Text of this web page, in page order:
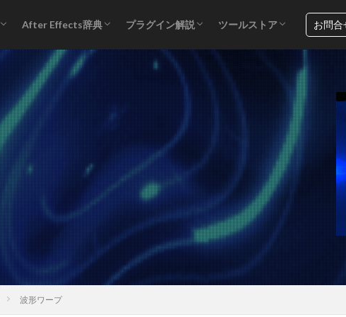
After Effects辞典
遠近
ノイズ＆グレイン
時間
3Dチャンネル
エクスプレッション制御
オーディオ
カラー補正
キーイング
シミュレーション
スタイライズ
チャンネル
テキスト
ディストーション
トランジション
ブラー＆シャープ
描画
プラグイン解説
VideoCopilot
Red Giant
ツールストア
スタンドアローン
プラグイン
お問合
波形ワープ